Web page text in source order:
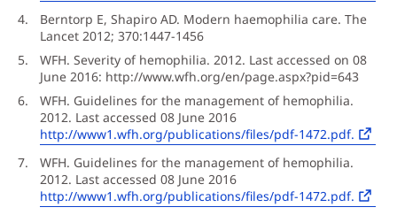
Berntorp E, Shapiro AD. Modern haemophilia care. The
Lancet 2012; 370:1447-1456
WFH. Severity of hemophilia. 2012. Last accessed on 08
June 2016: http://www.wfh.org/en/page.aspx?pid=643
WFH. Guidelines for the management of hemophilia.
2012. Last accessed 08 June 2016
http://www1.wfh.org/publications/files/pdf-1472.pdf.
WFH. Guidelines for the management of hemophilia.
2012. Last accessed 08 June 2016
http://www1.wfh.org/publications/files/pdf-1472.pdf.